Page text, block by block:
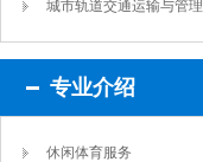
城市轨道交通运输与管理
专业介绍
休闲体育服务